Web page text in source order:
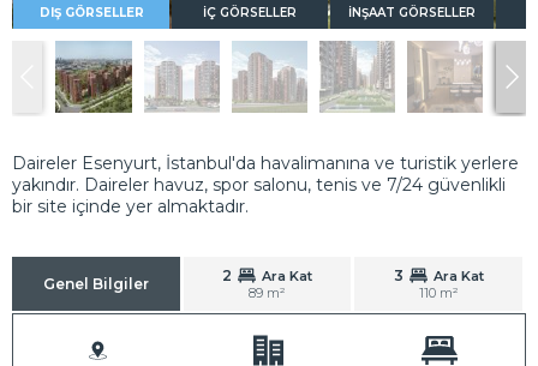
DIŞ GÖRSELLER İÇ GÖRSELLER İNŞAAT GÖRSELLER
Daireler Esenyurt, İstanbul'da havalimanına ve turistik yerlere
yakındır. Daireler havuz, spor salonu, tenis ve 7/24 güvenlikli
bir site içinde yer almaktadır.
Genel Bilgiler 2
Ara Kat
89 m²
3
Ara Kat
110 m²